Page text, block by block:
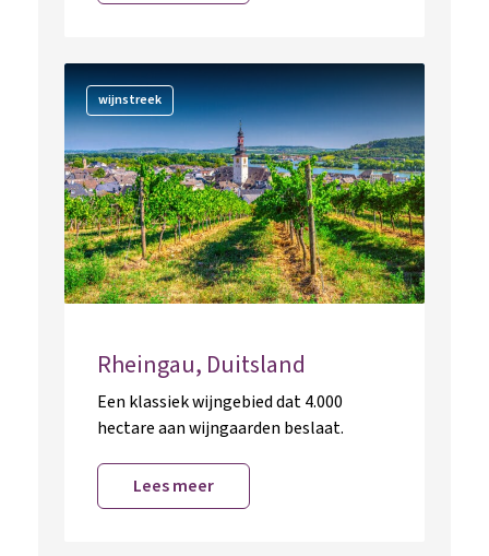
wijnstreek
Rheingau, Duitsland
Een klassiek wijngebied dat 4.000
hectare aan wijngaarden beslaat.
Lees meer